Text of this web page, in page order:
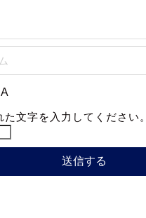
た文字を入力してください。